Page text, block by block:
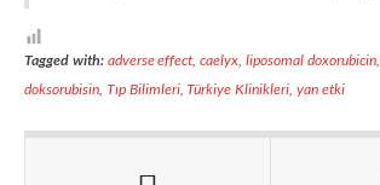
Tagged with: adverse effect,caelyx,liposomal doxorubicin,
doksorubisin, Tıp Bilimleri,Türkiye Klinikleri,yan etki